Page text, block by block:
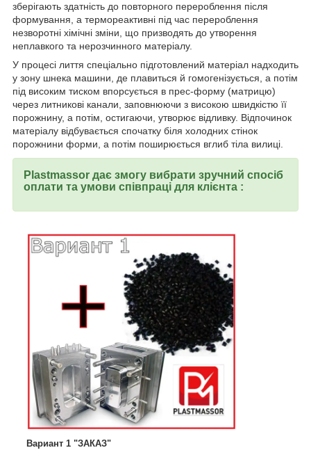
зберігають здатність до повторного перероблення після
формування, а термореактивні під час перероблення
незворотні хімічні зміни, що призводять до утворення
неплавкого та нерозчинного матеріалу.
У процесі лиття спеціально підготовлений матеріал надходить
у зону шнека машини, де плавиться й гомогенізується, а потім
під високим тиском впорсується в прес-форму (матрицю)
через литникові канали, заповнюючи з високою швидкістю її
порожнину, а потім, остигаючи, утворює відливку. Відпочинок
матеріалу відбувається спочатку біля холодних стінок
порожнини форми, а потім поширюється вглиб тіла вилиці.
Plastmassor дає змогу вибрати зручний спосіб
оплати та умови співпраці для клієнта :
Вариант 1 "ЗАКАЗ"